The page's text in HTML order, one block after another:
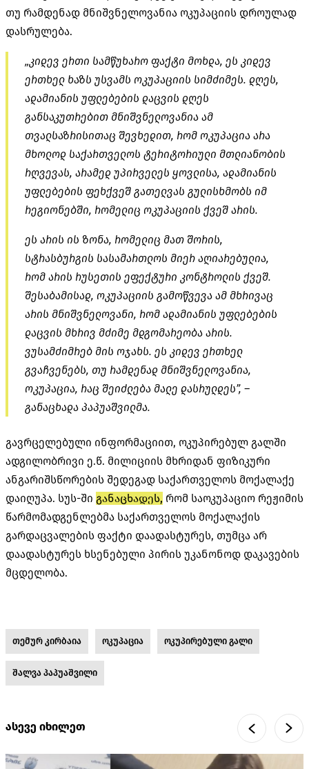
თუ რამდენად მნიშვნელოვანია ოკუპაციის დროულად
დასრულება.
„კიდევ ერთი სამწუხარო ფაქტი მოხდა, ეს კიდევ
ერთხელ ხაზს უსვამს ოკუპაციის სიმძიმეს. დღეს,
ადამიანის უფლებების დაცვის დღეს
განსაკუთრებით მნიშვნელოვანია ამ
თვალსაზრისითაც შევხედით, რომ ოკუპაცია არა
მხოლოდ საქართველოს ტერიტორიული მთლიანობის
რღვევას, არამედ უპირველეს ყოვლისა, ადამიანის
უფლებების ფეხქვეშ გათელვას გულისხმობს იმ
რეგიონებში, რომელიც ოკუპაციის ქვეშ არის.
ეს არის ის ზონა, რომელიც მათ შორის,
სტრასბურგის სასამართლოს მიერ აღიარებულია,
რომ არის რუსეთის ეფექტური კონტროლის ქვეშ.
შესაბამისად, ოკუპაციის გამოწვევა ამ მხრივაც
არის მნიშვნელოვანი, რომ ადამიანის უფლებების
დაცვის მხრივ მძიმე მდგომარეობა არის.
ვუსამძიმრებ მის ოჯახს. ეს კიდევ ერთხელ
გვაჩვენებს, თუ რამდენად მნიშვნელოვანია,
ოკუპაცია, რაც შეიძლება მალე დასრულდეს”, –
განაცხადა პაპუაშვილმა.
გავრცელებული ინფორმაციით, ოკუპირებულ გალში
ადგილობრივი ე.წ. მილიციის მხრიდან ფიზიკური
ანგარიშსწორების შედეგად საქართველოს მოქალაქე
დაიღუპა. სუს-ში განაცხადეს, რომ საოკუპაციო რეჟიმის
წარმომადგენლებმა საქართველოს მოქალაქის
გარდაცვალების ფაქტი დაადასტურეს, თუმცა არ
დაადასტურეს ხსენებული პირის უკანონოდ დაკავების
მცდელობა.
თემურ კირბაია ოკუპაცია ოკუპირებული გალი
შალვა პაპუაშვილი
ასევე იხილეთ